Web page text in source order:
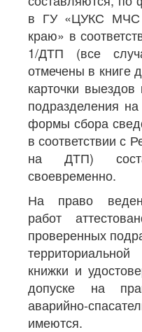
в ГУ «ЦУКС МЧС
краю» в
1/ДТП (все
отмечены в
карточки
подразделения
формы сбора
в соответствии с
на ДТП)
своевременно.
На право
работ
проверенных
книжки и
допуске на
аварийно-
имеются.